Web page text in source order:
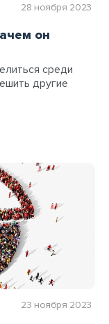
28 ноября 2023
он
среди
другие
23 ноября 2023